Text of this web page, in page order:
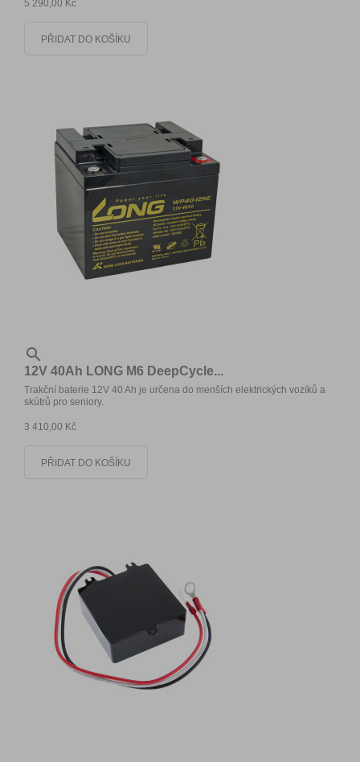
5 290,00 Kč
PŘIDAT DO KOŠÍKU

12V 40Ah LONG M6 DeepCycle...
Trakční baterie 12V 40 Ah je určena do menších elektrických vozíků a
skútrů pro seniory.
3 410,00 Kč
PŘIDAT DO KOŠÍKU